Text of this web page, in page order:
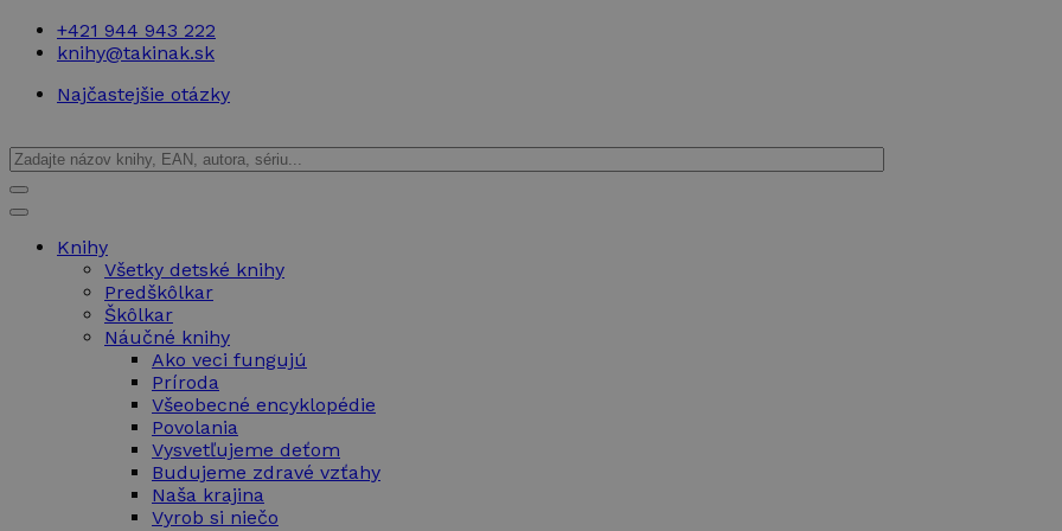
+421 944 943 222
knihy@takinak.sk
Najčastejšie otázky
Knihy
Všetky detské knihy
Predškôlkar
Škôlkar
Náučné knihy
Ako veci fungujú
Príroda
Všeobecné encyklopédie
Povolania
Vysvetľujeme deťom
Budujeme zdravé vzťahy
Naša krajina
Vyrob si niečo